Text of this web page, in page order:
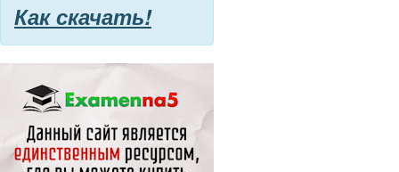
Как скачать!